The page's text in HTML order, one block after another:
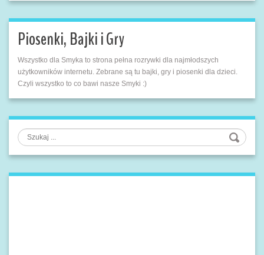
Piosenki, Bajki i Gry
Wszystko dla Smyka to strona pełna rozrywki dla najmłodszych
użytkowników internetu. Zebrane są tu bajki, gry i piosenki dla dzieci.
Czyli wszystko to co bawi nasze Smyki :)
Szukaj